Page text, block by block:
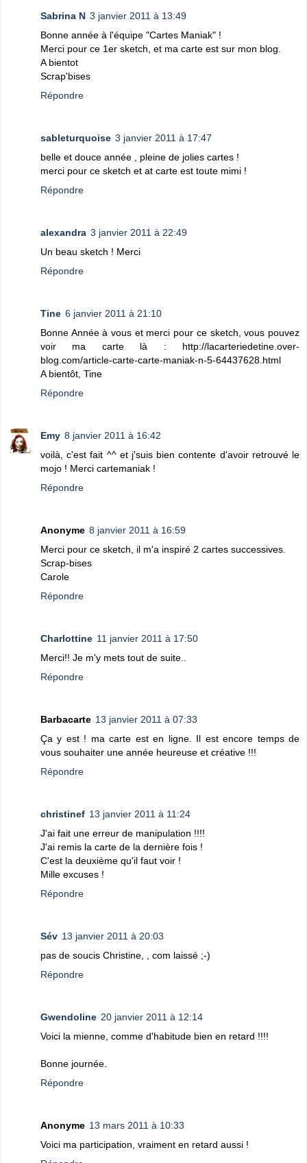
Sabrina N 3 janvier 2011 à 13:49
Bonne année à l'équipe "Cartes Maniak" !
Merci pour ce 1er sketch, et ma carte est sur mon blog.
A bientot
Scrap'bises
Répondre
sableturquoise 3 janvier 2011 à 17:47
belle et douce année , pleine de jolies cartes !
merci pour ce sketch et at carte est toute mimi !
Répondre
alexandra 3 janvier 2011 à 22:49
Un beau sketch ! Merci
Répondre
Tine 6 janvier 2011 à 21:10
Bonne Année à vous et merci pour ce sketch, vous pouvez
voir ma carte là : http://lacarteriedetine.over-
blog.com/article-carte-carte-maniak-n-5-64437628.html
A bientôt, Tine
Répondre
Emy 8 janvier 2011 à 16:42
voilà, c'est fait ^^ et j'suis bien contente d'avoir retrouvé le
mojo ! Merci cartemaniak !
Répondre
Anonyme 8 janvier 2011 à 16:59
Merci pour ce sketch, il m'a inspiré 2 cartes successives.
Scrap-bises
Carole
Répondre
Charlottine 11 janvier 2011 à 17:50
Merci!! Je m'y mets tout de suite..
Répondre
Barbacarte 13 janvier 2011 à 07:33
Ça y est ! ma carte est en ligne. Il est encore temps de
vous souhaiter une année heureuse et créative !!!
Répondre
christinef 13 janvier 2011 à 11:24
J'ai fait une erreur de manipulation !!!!
J'ai remis la carte de la dernière fois !
C'est la deuxième qu'il faut voir !
Mille excuses !
Répondre
Sév 13 janvier 2011 à 20:03
pas de soucis Christine, , com laissé ;-)
Répondre
Gwendoline 20 janvier 2011 à 12:14
Voici la mienne, comme d'habitude bien en retard !!!!
Bonne journée.
Répondre
Anonyme 13 mars 2011 à 10:33
Voici ma participation, vraiment en retard aussi !